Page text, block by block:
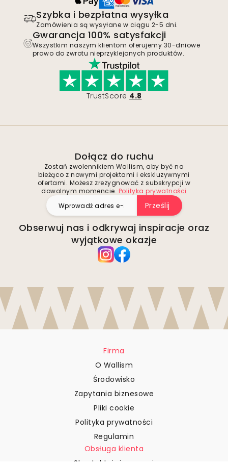
Szybka i bezpłatna wysyłka
Zamówienia są wysyłane w ciągu 2-5 dni.
Gwarancja 100% satysfakcji
Wszystkim naszym klientom oferujemy 30-dniowe
prawo do zwrotu nieprzyklejonych produktów.
TrustScore 4.8
Dołącz do ruchu
Zostań zwolennikiem Wallism, aby być na
bieżąco z nowymi projektami i ekskluzywnymi
ofertami. Możesz zrezygnować z subskrypcji w
dowolnym momencie. Polityka prywatności
Prześlij
Obserwuj nas i odkrywaj inspiracje oraz
wyjątkowe okazje
Firma
O Wallism
Środowisko
Zapytania biznesowe
Pliki cookie
Polityka prywatności
Regulamin
Obsługa klienta
Skontaktuj się z nami